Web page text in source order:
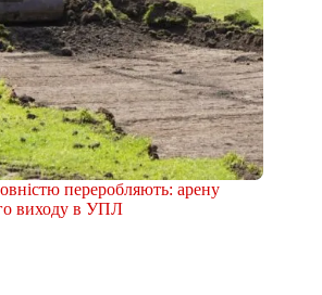
переробляють: арену
виходу в УПЛ